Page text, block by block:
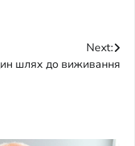
Next:
шлях до виживання